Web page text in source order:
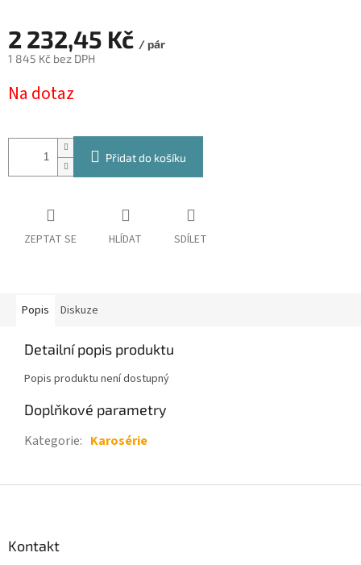
2 232,45 Kč / pár
1 845 Kč bez DPH
cena:
Na dotaz
Přidat do košíku
ZEPTAT SE HLÍDAT SDÍLET
Popis Diskuze
Detailní popis produktu
Popis produktu není dostupný
Doplňkové parametry
Kategorie: Karosérie
Kontakt